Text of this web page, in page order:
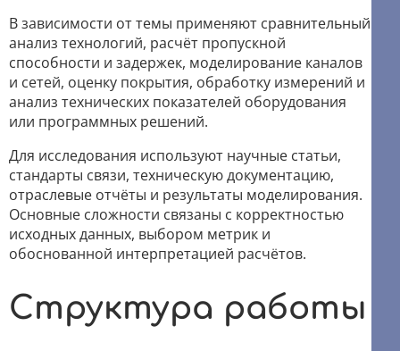
В зависимости от темы применяют сравнительный
анализ технологий, расчёт пропускной
способности и задержек, моделирование каналов
и сетей, оценку покрытия, обработку измерений и
анализ технических показателей оборудования
или программных решений.
Для исследования используют научные статьи,
стандарты связи, техническую документацию,
отраслевые отчёты и результаты моделирования.
Основные сложности связаны с корректностью
исходных данных, выбором метрик и
обоснованной интерпретацией расчётов.
Структура работы